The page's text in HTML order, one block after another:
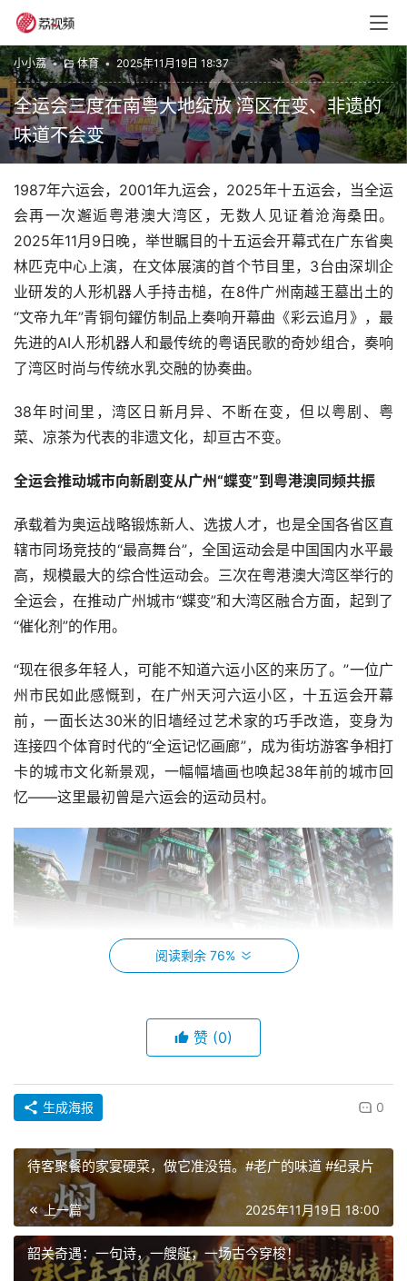
小小荔 • 体育 • 2025年11月19日 18:37
全运会三度在南粤大地绽放 湾区在变、非遗的
味道不会变
1987年六运会，2001年九运会，2025年十五运会，当全运
会再一次邂逅粤港澳大湾区，无数人见证着沧海桑田。
2025年11月9日晚，举世瞩目的十五运会开幕式在广东省奥
林匹克中心上演，在文体展演的首个节目里，3台由深圳企
业研发的人形机器人手持击槌，在8件广州南越王墓出土的
“文帝九年”青铜句鑃仿制品上奏响开幕曲《彩云追月》，最
先进的AI人形机器人和最传统的粤语民歌的奇妙组合，奏响
了湾区时尚与传统水乳交融的协奏曲。
38年时间里，湾区日新月异、不断在变，但以粤剧、粤
菜、凉茶为代表的非遗文化，却亘古不变。
全运会推动城市向新剧变从广州“蝶变”到粤港澳同频共振
承载着为奥运战略锻炼新人、选拔人才，也是全国各省区直
辖市同场竞技的“最高舞台”，全国运动会是中国国内水平最
高，规模最大的综合性运动会。三次在粤港澳大湾区举行的
全运会，在推动广州城市“蝶变”和大湾区融合方面，起到了
“催化剂”的作用。
“现在很多年轻人，可能不知道六运小区的来历了。”一位广
州市民如此感慨到，在广州天河六运小区，十五运会开幕
前，一面长达30米的旧墙经过艺术家的巧手改造，变身为
连接四个体育时代的“全运记忆画廊”，成为街坊游客争相打
卡的城市文化新景观，一幅幅墙画也唤起38年前的城市回
忆——这里最初曾是六运会的运动员村。
布满十五运会元素的广州天河六运小区，羊城晚报图片
1987年11月，第六届全运会在广州举行，这是全运会首次来
到南粤大地。恰逢改革开放春风拂煦，六运会创下了多个中
国体育历史首次，首次引入了吉祥物“阳阳”、首次引入了会
歌《中华之光》、六运会会徽、吉祥物图案首次通过专利授
权的方式用于商品经营。
阅读剩余 76%
赞 (0)
生成海报 0
待客聚餐的家宴硬菜，做它准没错。#老广的味道 #纪录片
上一篇 2025年11月19日 18:00
韶关奇遇：一句诗，一艘艇，一场古今穿梭！